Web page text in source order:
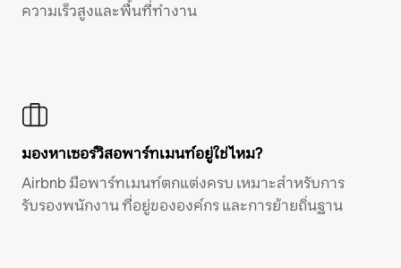
ความเร็วสูงและพื้นที่ทำงาน
มองหาเซอร์วิสอพาร์ทเมนท์อยู่ใช่ไหม?
Airbnb มีอพาร์ทเมนท์ตกแต่งครบ เหมาะสำหรับการ
รับรองพนักงาน ที่อยู่ขององค์กร และการย้ายถิ่นฐาน